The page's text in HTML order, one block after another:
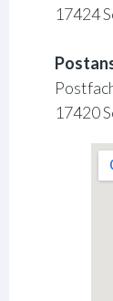
17424
17420